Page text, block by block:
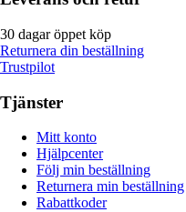
30 dagar öppet köp
Returnera din beställning
Trustpilot
Tjänster
Mitt konto
Hjälpcenter
Följ min beställning
Returnera min beställning
Rabattkoder